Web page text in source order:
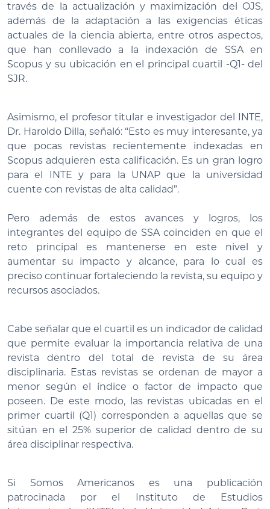
través de la actualización y maximización del OJS,
además de la adaptación a las exigencias éticas
actuales de la ciencia abierta, entre otros aspectos,
que han conllevado a la indexación de SSA en
Scopus y su ubicación en el principal cuartil -Q1- del
SJR.
Asimismo, el profesor titular e investigador del INTE,
Dr. Haroldo Dilla, señaló: “Esto es muy interesante, ya
que pocas revistas recientemente indexadas en
Scopus adquieren esta calificación. Es un gran logro
para el INTE y para la UNAP que la universidad
cuente con revistas de alta calidad”.
Pero además de estos avances y logros, los
integrantes del equipo de SSA coinciden en que el
reto principal es mantenerse en este nivel y
aumentar su impacto y alcance, para lo cual es
preciso continuar fortaleciendo la revista, su equipo y
recursos asociados.
Cabe señalar que el cuartil es un indicador de calidad
que permite evaluar la importancia relativa de una
revista dentro del total de revista de su área
disciplinaria. Estas revistas se ordenan de mayor a
menor según el índice o factor de impacto que
poseen. De este modo, las revistas ubicadas en el
primer cuartil (Q1) corresponden a aquellas que se
sitúan en el 25% superior de calidad dentro de su
área disciplinar respectiva.
Si Somos Americanos es una publicación
patrocinada por el Instituto de Estudios